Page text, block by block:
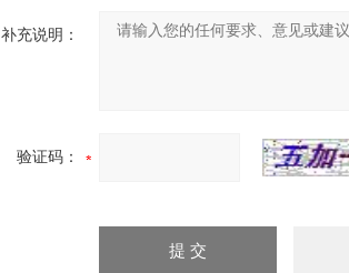
补充说明：
验证码：